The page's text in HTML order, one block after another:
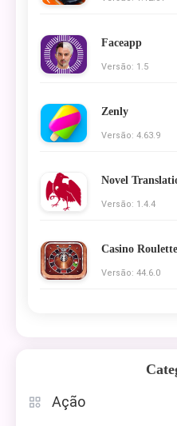
Faceapp
Versão: 1.5
Zenly
Versão: 4.63.9
Novel
Versão: 1.4.4
Casino
Versão: 44.6.0
Ação